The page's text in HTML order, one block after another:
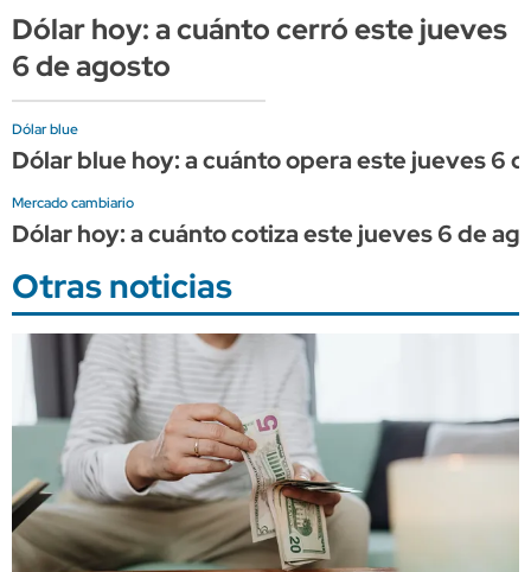
Dólar hoy: a cuánto cerró este jueves
6 de agosto
Dólar blue
Dólar blue hoy: a cuánto opera este jueves 6
Mercado cambiario
Dólar hoy: a cuánto cotiza este jueves 6 de
Otras noticias